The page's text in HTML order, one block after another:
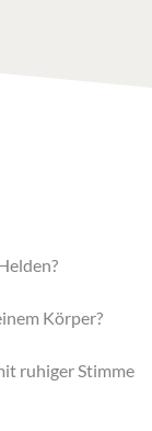
Körper?
ruhiger Stimme